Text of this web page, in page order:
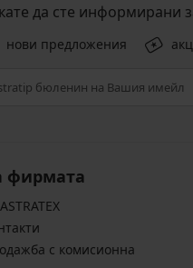
да сте информирани
нови предложения
фирмата
с комисионна